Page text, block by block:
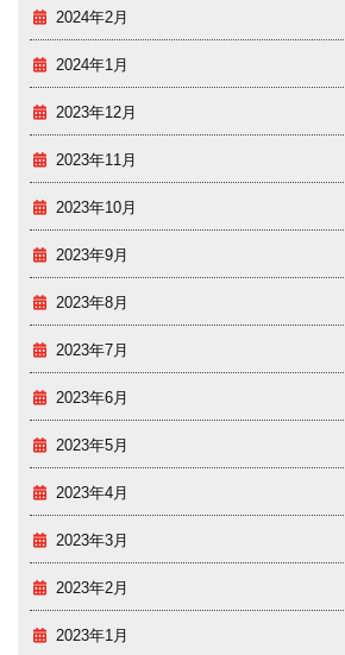
2024年2月
2024年1月
2023年12月
2023年11月
2023年10月
2023年9月
2023年8月
2023年7月
2023年6月
2023年5月
2023年4月
2023年3月
2023年2月
2023年1月